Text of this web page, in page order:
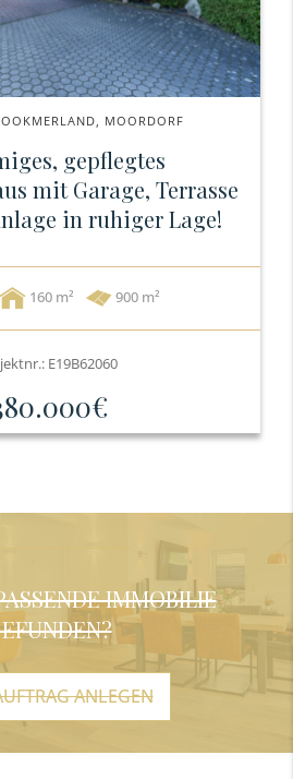
MOORDORF
gepflegtes
mit Garage, Terrasse
in ruhiger Lage!
160 900 m²
E19B62060
IMMOBILIE
ANLEGEN